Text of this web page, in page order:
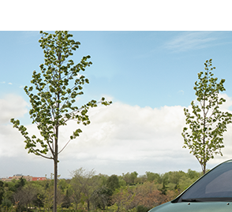
46.301,- Vanaf € 56.570,-